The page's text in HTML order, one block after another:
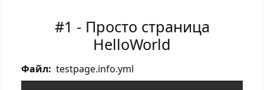
#1 - Просто страница
HelloWorld
Файл testpage.info.yml